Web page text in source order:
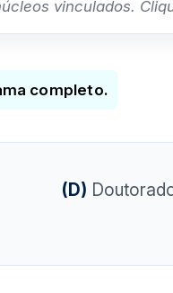
vinculados.
completo.
(D)